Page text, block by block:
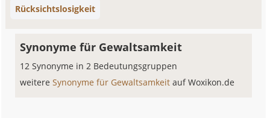
Rücksichtslosigkeit
Synonyme für Gewaltsamkeit
12 Synonyme in 2 Bedeutungsgruppen
weitereSynonyme für Gewaltsamkeitauf Woxikon.de